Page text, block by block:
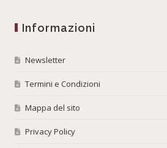
Informazioni
Newsletter
Termini e Condizioni
Mappa del sito
Privacy Policy